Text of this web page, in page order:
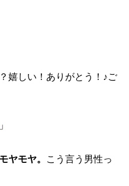
嬉しい！ありがとう！♪ご
」
ヤモヤ。
こう言う男性っ